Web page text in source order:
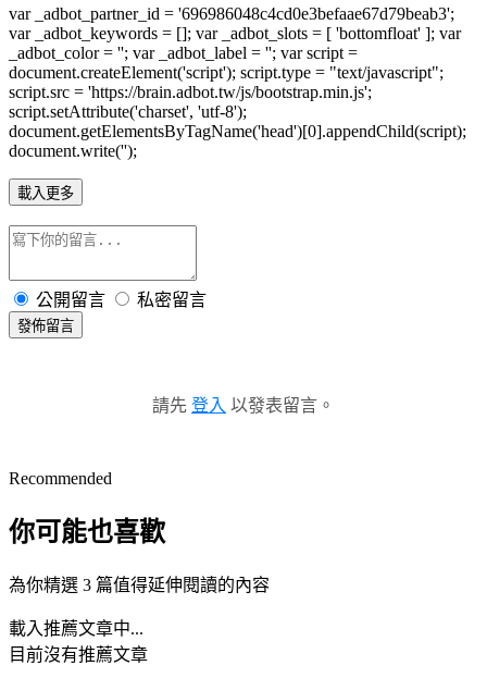
var _adbot_partner_id = '696986048c4cd0e3befaae67d79beab3';
var _adbot_keywords = []; var _adbot_slots = [ 'bottomfloat' ]; var
_adbot_color = ''; var _adbot_label = ''; var script =
document.createElement('script'); script.type = "text/javascript";
script.src = 'https://brain.adbot.tw/js/bootstrap.min.js';
script.setAttribute('charset', 'utf-8');
document.getElementsByTagName('head')[0].appendChild(script);
document.write('');
載入更多
公開留言 私密留言
發佈留言
請先 登入 以發表留言。
Recommended
你可能也喜歡
為你精選 3 篇值得延伸閱讀的內容
載入推薦文章中...
目前沒有推薦文章